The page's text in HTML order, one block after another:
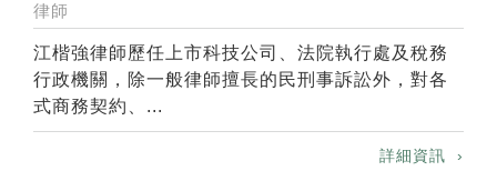
律師
江楷強律師歷任上市科技公司、法院執行處及稅務
行政機關，除一般律師擅長的民刑事訴訟外，對各
式商務契約、...
詳細資訊 ›